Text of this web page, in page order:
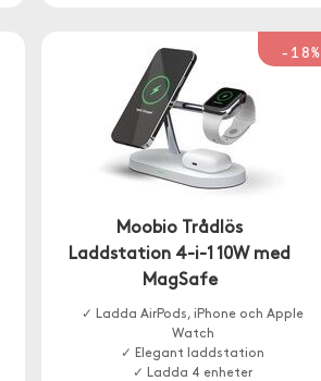
-18%
Moobio Trådlös
Laddstation 4-i-1 10W med
MagSafe
✓ Ladda AirPods, iPhone och Apple
Watch
✓ Elegant laddstation
✓ Ladda 4 enheter